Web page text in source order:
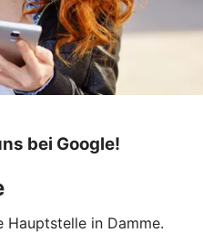
bei Google!
in Damme.